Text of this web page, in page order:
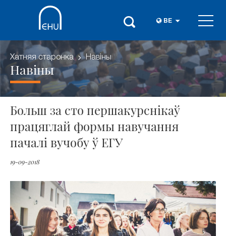
BE
Хатняя старонка Навіны
Навіны
Больш за сто першакурснікаў
працяглай формы навучання
пачалі вучобу ў ЕГУ
19-09-2018